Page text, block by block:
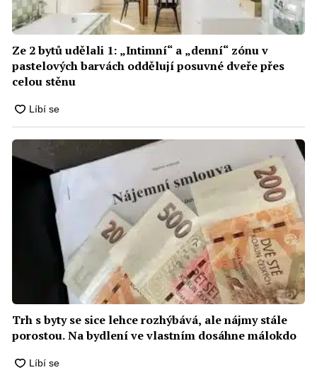
Ze 2 bytů udělali 1: „Intimní“ a „denní“ zónu v
pastelových barvách oddělují posuvné dveře přes
celou stěnu
Trh s byty se sice lehce rozhýbává, ale nájmy stále
porostou. Na bydlení ve vlastním dosáhne málokdo